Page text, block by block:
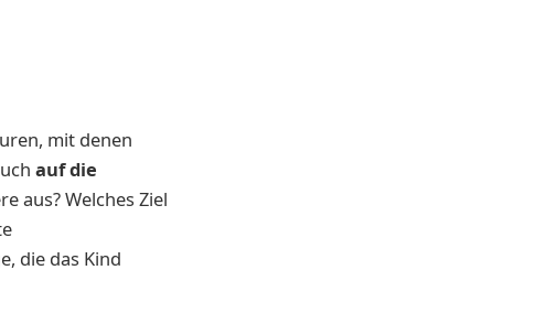
mit denen
auf die
aus? Welches Ziel
die das Kind